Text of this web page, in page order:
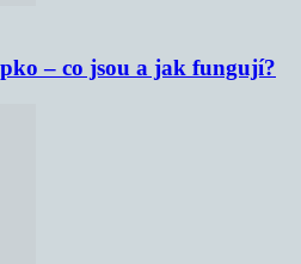
– co jsou a jak fungují?